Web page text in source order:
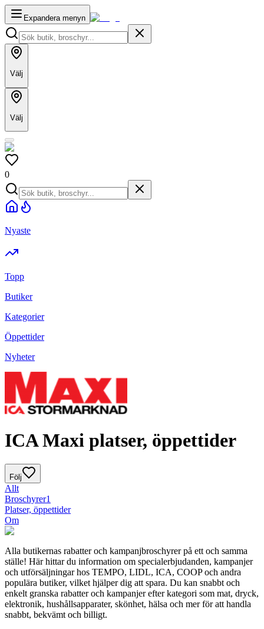
Expandera menyn
Välj
Välj
0
Nyaste
Topp
Butiker
Kategorier
Öppettider
Nyheter
ICA Maxi platser, öppettider
Följ
Allt
Broschyrer1
Platser, öppettider
Om
Alla butikernas rabatter och kampanjbroschyrer på ett och samma
ställe! Här hittar du information om specialerbjudanden, kampanjer
och utförsäljningar hos TEMPO, LIDL, ICA, COOP och andra
populära butiker, vilket hjälper dig att spara. Du kan snabbt och
enkelt granska rabatter och kampanjer efter kategori som mat, dryck,
elektronik, hushållsapparater, skönhet, hälsa och mer för att handla
snabbt, bekvämt och billigt.